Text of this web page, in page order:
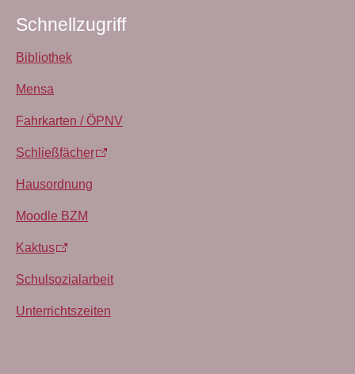
Schnellzugriff
Bibliothek
Mensa
Fahrkarten / ÖPNV
Schließfächer
Hausordnung
Moodle BZM
Kaktus
Schulsozialarbeit
Unterrichtszeiten